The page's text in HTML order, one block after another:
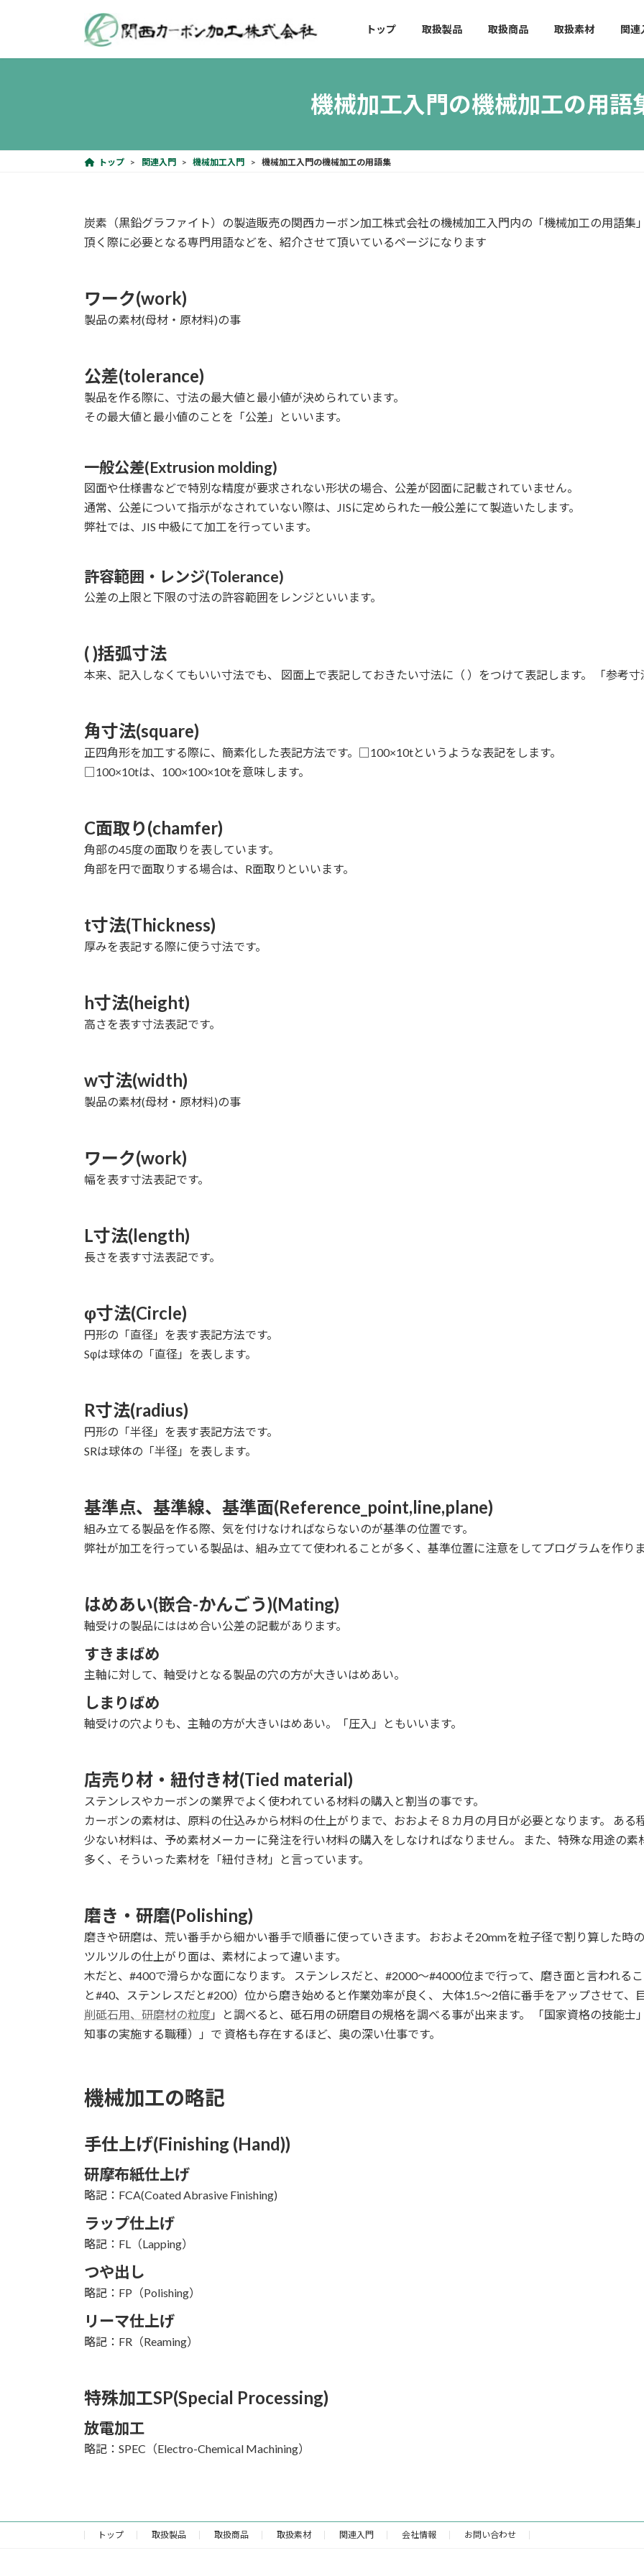
ン
ー
トップ 取扱製品 取扱商品 取扱素材 関連
機械加工入門の機械加工の用語
トップ 関連入門 機械加工入門 機械加工入門の機械加工の用語集
炭素（黒鉛グラファイト）の製造販売の関西カーボン加工株式会社の機械加工入門内の「機械加工の用語集
頂く際に必要となる専門用語などを、紹介させて頂いているページになります
ワーク(work)
製品の素材(母材・原材料)の事
公差(tolerance)
製品を作る際に、寸法の最大値と最小値が決められています。
その最大値と最小値のことを「公差」といいます。
一般公差(Extrusion molding)
図面や仕様書などで特別な精度が要求されない形状の場合、公差が図面に記載されていません。
通常、公差について指示がなされていない際は、JISに定められた一般公差にて製造いたします。
弊社では、JIS 中級にて加工を行っています。
許容範囲・レンジ(Tolerance)
公差の上限と下限の寸法の許容範囲をレンジといいます。
( )括弧寸法
本来、記入しなくてもいい寸法でも、 図面上で表記しておきたい寸法に（ ）をつけて表記します。 「参考
角寸法(square)
正四角形を加工する際に、簡素化した表記方法です。□100×10tというような表記をします。
□100×10tは、100×100×10tを意味します。
C面取り(chamfer)
角部の45度の面取りを表しています。
角部を円で面取りする場合は、R面取りといいます。
t寸法(Thickness)
厚みを表記する際に使う寸法です。
h寸法(height)
高さを表す寸法表記です。
w寸法(width)
製品の素材(母材・原材料)の事
ワーク(work)
幅を表す寸法表記です。
L寸法(length)
長さを表す寸法表記です。
φ寸法(Circle)
円形の「直径」を表す表記方法です。
Sφは球体の「直径」を表します。
R寸法(radius)
円形の「半径」を表す表記方法です。
SRは球体の「半径」を表します。
基準点、基準線、基準面(Reference_point,line,plane)
組み立てる製品を作る際、気を付けなければならないのが基準の位置です。
弊社が加工を行っている製品は、組み立てて使われることが多く、基準位置に注意をしてプログラムを作り
はめあい(嵌合-かんごう)(Mating)
軸受けの製品にははめ合い公差の記載があります。
すきまばめ
主軸に対して、軸受けとなる製品の穴の方が大きいはめあい。
しまりばめ
軸受けの穴よりも、主軸の方が大きいはめあい。「圧入」ともいいます。
店売り材・紐付き材(Tied material)
ステンレスやカーボンの業界でよく使われている材料の購入と割当の事です。
カーボンの素材は、原料の仕込みから材料の仕上がりまで、おおよそ８カ月の月日が必要となります。 あ
少ない材料は、予め素材メーカーに発注を行い材料の購入をしなければなりません。 また、特殊な用途の
多く、そういった素材を「紐付き材」と言っています。
磨き・研磨(Polishing)
磨きや研磨は、荒い番手から細かい番手で順番に使っていきます。 おおよそ20mmを粒子径で割り算した時
ツルツルの仕上がり面は、素材によって違います。
木だと、#400で滑らかな面になります。 ステンレスだと、#2000～#4000位まで行って、磨き面と言われる
と#40、ステンレスだと#200）位から磨き始めると作業効率が良く、 大体1.5～2倍に番手をアップさせて、
削砥石用、研磨材の粒度 」と調べると、砥石用の研磨目の規格を調べる事が出来ます。 「国家資格の技能
知事の実施する職種）」で 資格も存在するほど、奥の深い仕事です。
機械加工の略記
手仕上げ(Finishing (Hand))
研摩布紙仕上げ
略記：FCA(Coated Abrasive Finishing)
ラップ仕上げ
略記：FL（Lapping）
つや出し
略記：FP（Polishing）
リーマ仕上げ
略記：FR（Reaming）
特殊加工SP(Special Processing)
放電加工
略記：SPEC（Electro-Chemical Machining）
トップ 取扱製品 取扱商品 取扱素材 関連入門 会社情報 お問い合わせ